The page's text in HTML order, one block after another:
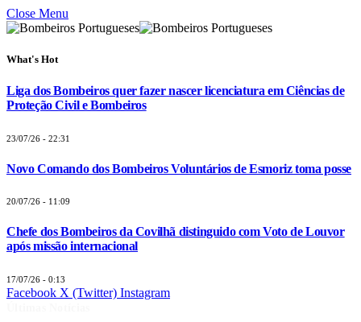
Close Menu
What's Hot
Liga dos Bombeiros quer fazer nascer licenciatura em Ciências de
Proteção Civil e Bombeiros
23/07/26 - 22:31
Novo Comando dos Bombeiros Voluntários de Esmoriz toma posse
20/07/26 - 11:09
Chefe dos Bombeiros da Covilhã distinguido com Voto de Louvor
após missão internacional
17/07/26 - 0:13
Facebook X (Twitter) Instagram